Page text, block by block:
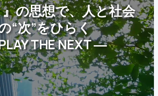
』の思想で、人と社会
“次”をひらく
THE NEXT ―